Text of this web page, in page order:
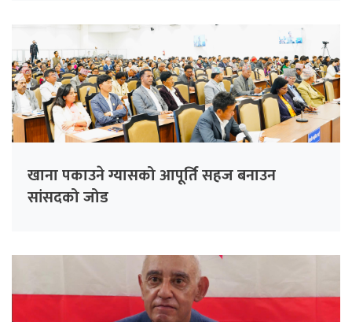
खाना पकाउने ग्यासको आपूर्ति सहज बनाउन
सांसदको जोड